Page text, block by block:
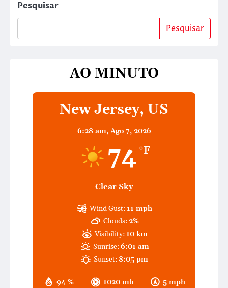
Pesquisar
Pesquisar
AO MINUTO
New Jersey, US
6:28 am, Ago 7, 2026
74 °F
Clear Sky
94 % 1020 mb 5 mph
Wind Gust: 11 mph
Clouds:2%
Visibility: 10 km
Sunrise:6:01 am
Sunset:8:05 pm